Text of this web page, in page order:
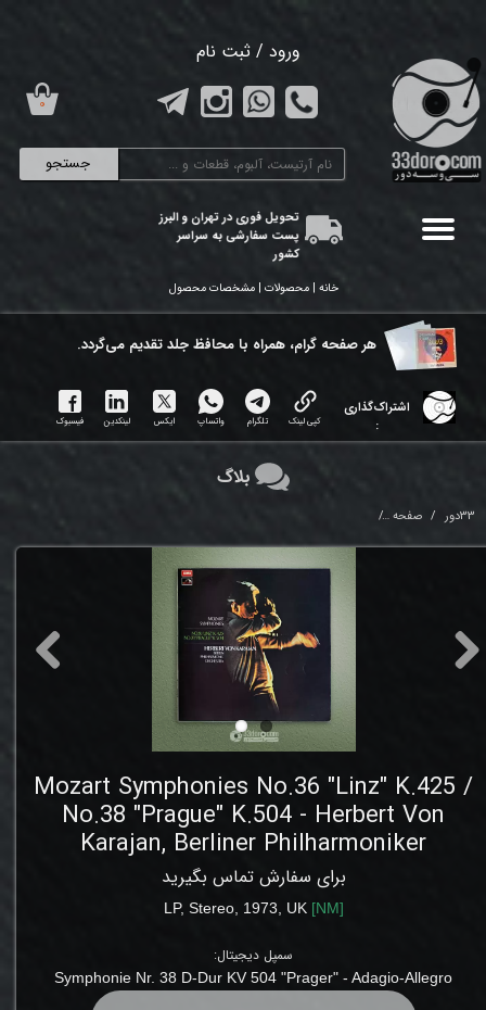
جستجو
ورود / ثبت نام
تغییر گذر واژه
سفارشات
تحویل فوری در تهران و البرز
پست سفارشی به سراسر
کشور
۰
خانه | محصولات | مشخصات محصول
هر ​صفحه گرام، همراه با محافظ جلد تقدیم می‌گردد.
اشتراک‌گذاری
:
کپی لینک تلگرام واتساپ ایکس لینکدین فیسبوک
33دور صفحه
Mozart Symphonies No.36 "Linz" K.425 /
No.38 "Prague" K.504 - Herbert Von
Karajan, Berliner Philharmoniker
برای سفارش تماس بگیرید
LP, Stereo , 1973, UK [NM]
سمپل دیجیتال:
Symphonie Nr. 38 D-Dur KV 504 "Prager" -Adagio-Allegro
بلاگ